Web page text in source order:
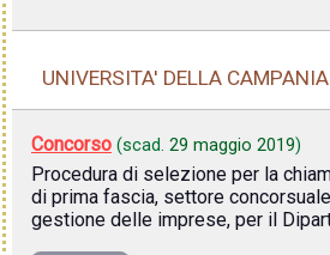
UNIVERSITA' DELLA
Concorso (scad. 29 maggio 2019)
Procedura di selezione per la
di prima fascia, settore
gestione delle imprese, per il